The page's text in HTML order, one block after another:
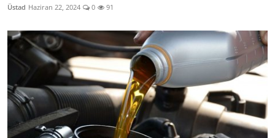
Üstad Haziran 22, 2024 0 91